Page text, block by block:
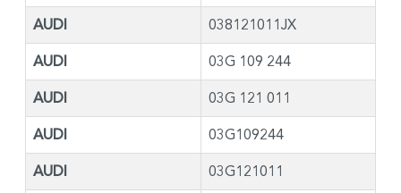
AUDI 038121011JX
AUDI 03G 109 244
AUDI 03G 121 011
AUDI 03G109244
AUDI 03G121011